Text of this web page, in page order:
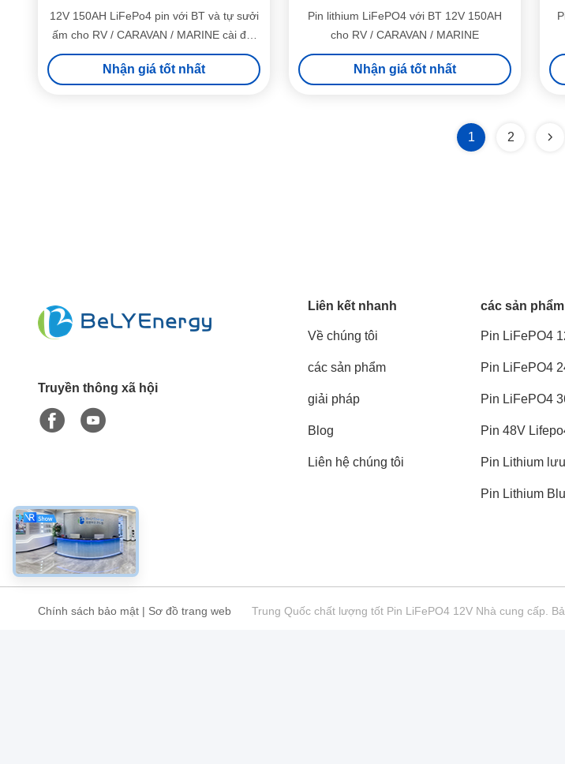
12V 150AH LiFePo4 pin với BT và tự sưởi
ấm cho RV / CARAVAN / MARINE cài đặt
dưới ghế
Nhận giá tốt nhất
Pin lithium LiFePO4 với BT 12V 150AH
cho RV / CARAVAN / MARINE
Nhận giá tốt nhất
1 2
Truyền thông xã hội
Liên kết nhanh
Về chúng tôi
các sản phẩm
giải pháp
Blog
Liên hệ chúng tôi
các sản phẩm
Pin LiFePO4
Pin LiFePO4
Pin LiFePO4
Pin 48V
Pin Lithium
Pin Lithium
Chính sách bảo mật | Sơ đồ trang web Trung Quốc chất lượng tốt Pin LiFePO4 12V Nhà cung cấp.